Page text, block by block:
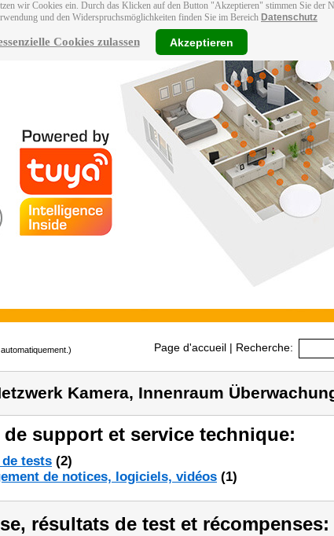
wir Cookies ein. Durch das Klicken auf den Button "Akzeptieren" stimmen Sie der
und den Widerspruchsmöglichkeiten finden Sie im Bereich Datenschutz
Cookies zulassen Akzeptieren
Page d'accueil | Recherche:
Kamera, Innenraum
de support et service technique:
tests (2)
de notices, logiciels, vidéos (1)
résultats de test et récompenses: